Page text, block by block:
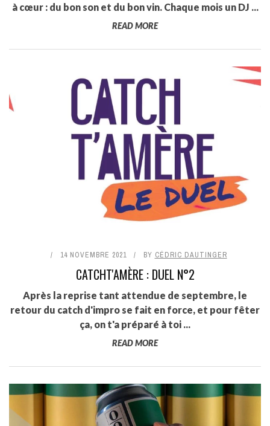
à cœur : du bon son et du bon vin. Chaque mois un DJ ...
READ MORE
14 NOVEMBRE 2021 BY CÉDRIC DAUTINGER
CATCHT'AMÈRE : DUEL N°2
Après la reprise tant attendue de septembre, le
retour du catch d'impro se fait en force, et pour fêter
ça, on t'a préparé à toi ...
READ MORE